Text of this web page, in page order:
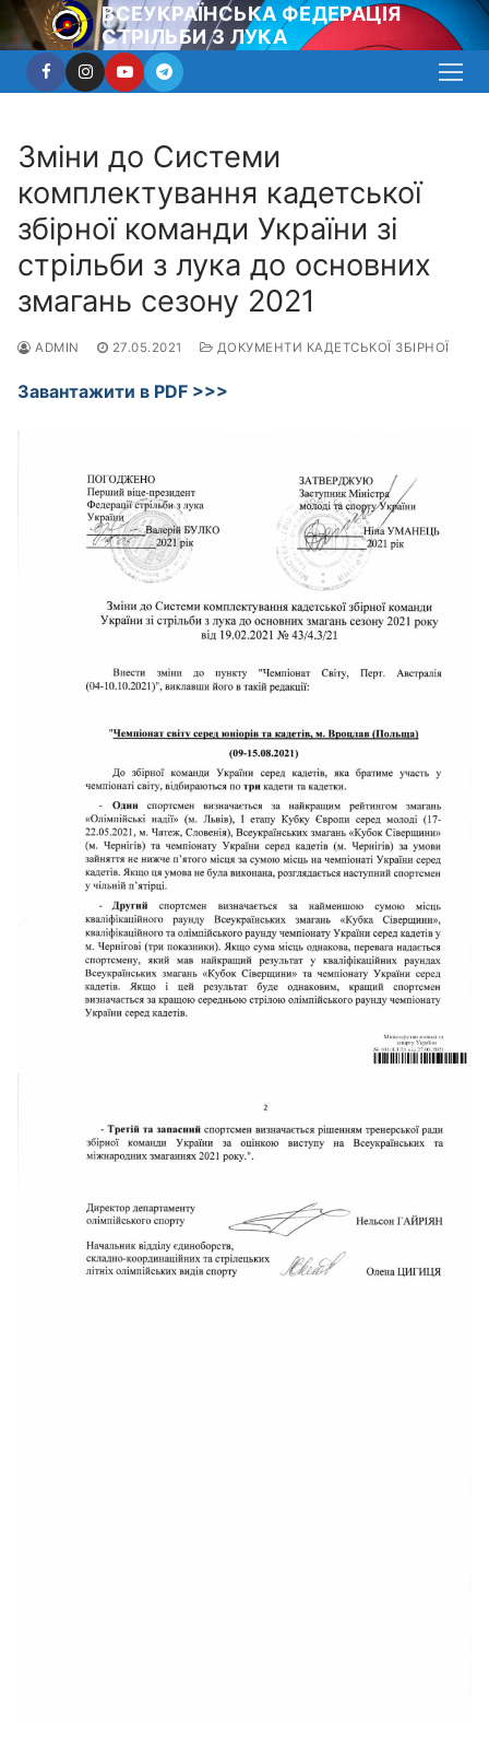
Перейти
до
вмісту
ВСЕУКРАЇНСЬКА ФЕДЕРАЦІЯ
СТРІЛЬБИ З ЛУКА
Зміни до Системи
комплектування кадетської
збірної команди України зі
стрільби з лука до основних
змагань сезону 2021
ADMIN 27.05.2021 ДОКУМЕНТИ КАДЕТСЬКОЇ ЗБІРНОЇ
Завантажити в PDF >>>